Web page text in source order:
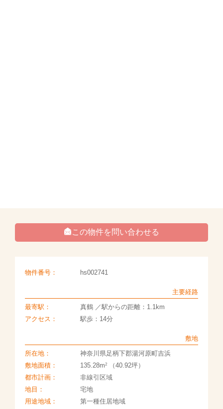
この物件を問い合わせる
物件番号： hs002741
主要経路
最寄駅：
真鶴 ／駅からの距離：1.1km
アクセス：
駅歩：14分
敷地
所在地：
神奈川県足柄下郡湯河原町吉浜
敷地面積：
135.28m2（40.92坪）
都市計画：
非線引区域
地目：
宅地
用途地域：
第一種住居地域